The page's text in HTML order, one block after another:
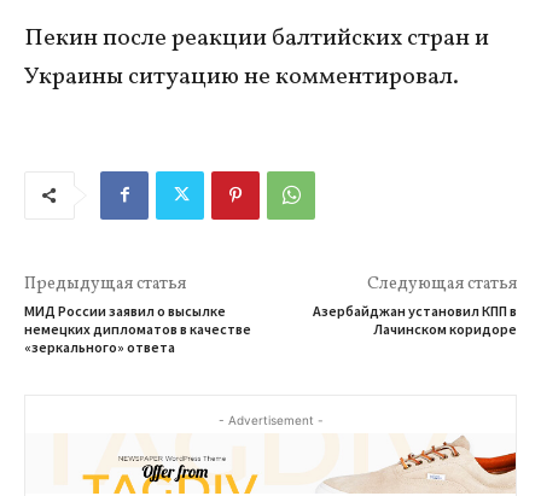
Пекин после реакции балтийских стран и
Украины ситуацию не комментировал.
Предыдущая статья
МИД России заявил о высылке
немецких дипломатов в качестве
«зеркального» ответа
Следующая статья
Азербайджан установил КПП в
Лачинском коридоре
- Advertisement -